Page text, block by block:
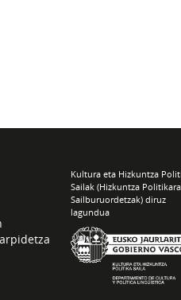
Kultura eta Hizkuntza
Sailak (Hizkuntza
Sailburuordetzak) diruz
lagundua